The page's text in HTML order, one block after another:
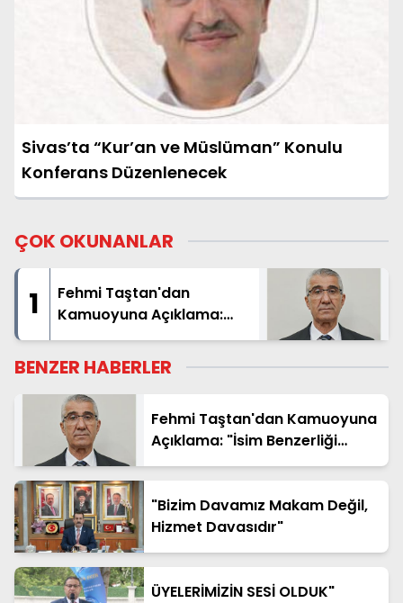
Sivas’ta “Kur’an ve Müslüman” Konulu
Konferans Düzenlenecek
ÇOK OKUNANLAR
1
Fehmi Taştan'dan
Kamuoyuna Açıklama:
"İsim Benzerliği Nedeniyle
Hatalı Haberde Yer Aldım"
BENZER HABERLER
Fehmi Taştan'dan Kamuoyuna
Açıklama: "İsim Benzerliği
Nedeniyle Hatalı Haberde Yer
"Bizim Davamız Makam Değil,
Hizmet Davasıdır"
ÜYELERİMİZİN SESİ OLDUK"